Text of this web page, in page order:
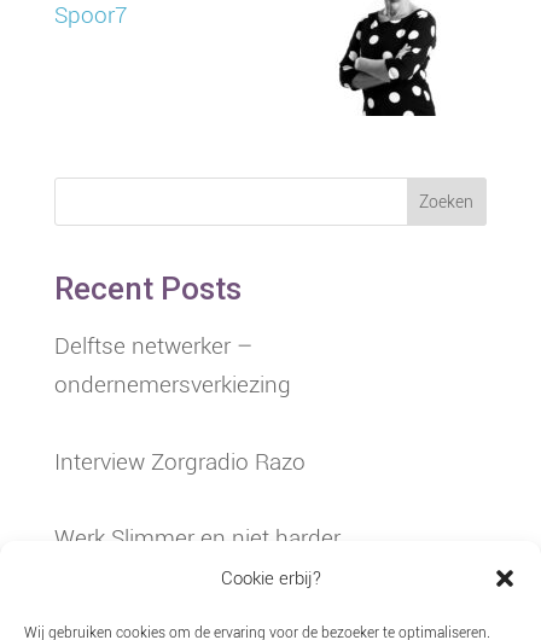
Cookie erbij?
Wij gebruiken cookies om de ervaring voor de bezoeker te optimaliseren.
Spoor7
Zoeken
Recent Posts
Delftse netwerker –
ondernemersverkiezing
Interview Zorgradio Razo
Werk Slimmer en niet harder